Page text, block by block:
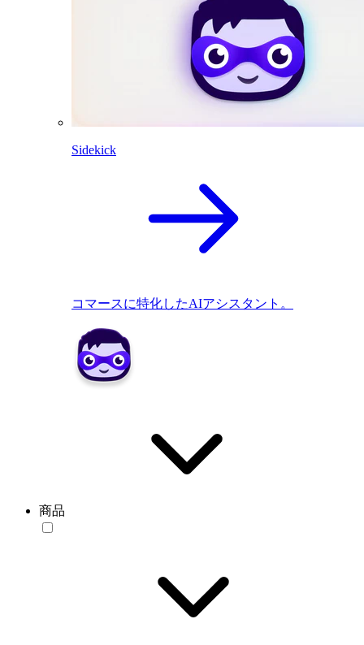
Sidekick
コマースに特化したAIアシスタント。
商品